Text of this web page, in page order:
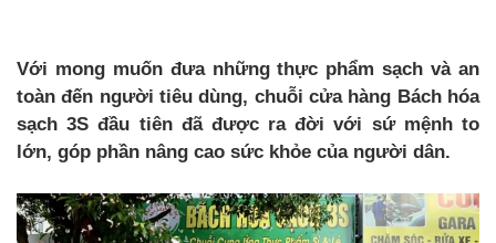
Với mong muốn đưa những thực phẩm sạch và an
toàn đến người tiêu dùng, chuỗi cửa hàng Bách hóa
sạch 3S đầu tiên đã được ra đời với sứ mệnh to
lớn, góp phần nâng cao sức khỏe của người dân.